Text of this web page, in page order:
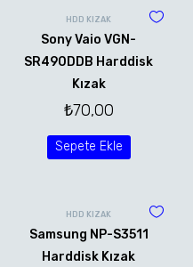
HDD KIZAK
Sony Vaio VGN-
SR490DDB Harddisk
Kızak
₺70,00
Sepete Ekle
HDD KIZAK
Samsung NP-S3511
Harddisk Kızak